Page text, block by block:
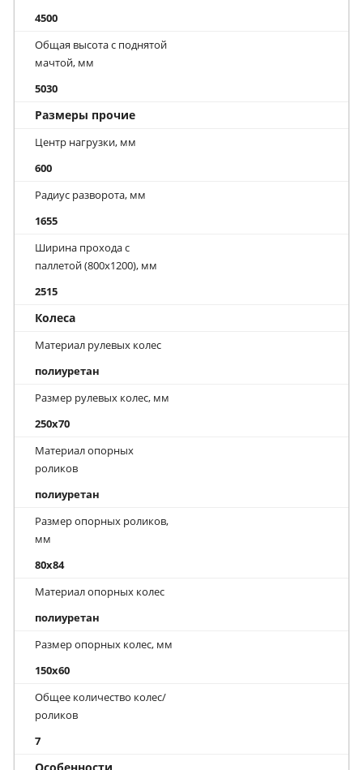
4500
Общая высота с поднятой
мачтой, мм
5030
Размеры прочие
Центр нагрузки, мм
600
Радиус разворота, мм
1655
Ширина прохода с
паллетой (800х1200), мм
2515
Колеса
Материал рулевых колес
полиуретан
Размер рулевых колес, мм
250x70
Материал опорных
роликов
полиуретан
Размер опорных роликов,
мм
80x84
Материал опорных колес
полиуретан
Размер опорных колес, мм
150x60
Общее количество колес/
роликов
7